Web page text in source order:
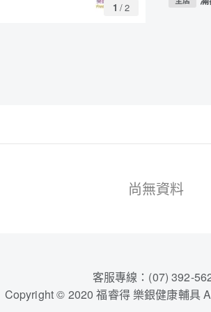
1 /2
尚無資料
客服專線：(07) 392-
Copyright © 2020 福睿得 樂銀健康輔具